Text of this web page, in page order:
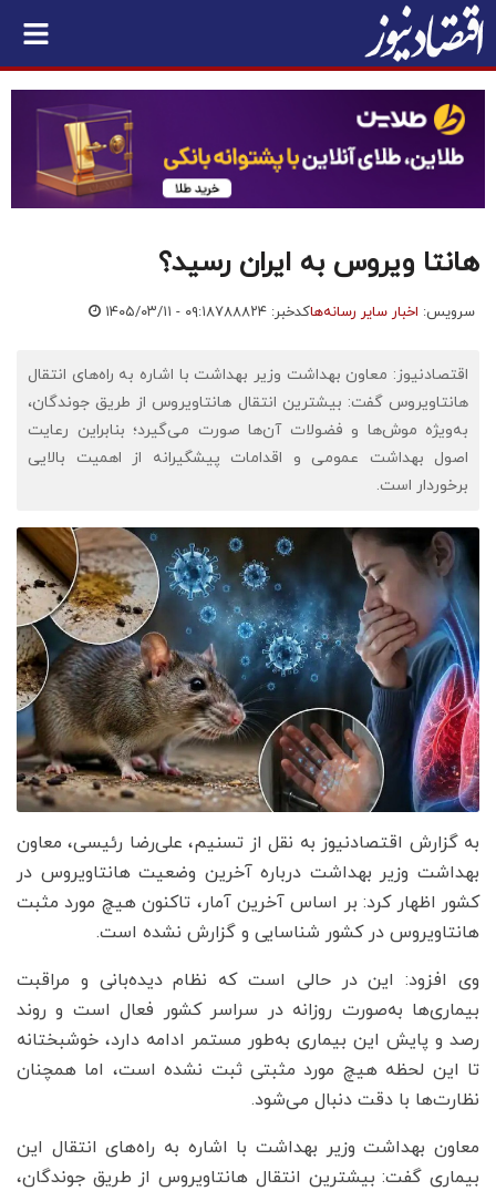
هانتا ویروس به ایران رسید؟
سرویس: اخبار سایر رسانه‌هاکدخبر: ۷۸۸۸۲۴ ۱۴۰۵/۰۳/۱۱ - ۰۹:۱۸
اقتصادنیوز: معاون بهداشت وزیر بهداشت با اشاره به راه‌های انتقال
هانتاویروس گفت: بیشترین انتقال هانتاویروس از طریق جوندگان،
به‌ویژه موش‌ها و فضولات آن‌ها صورت می‌گیرد؛ بنابراین رعایت
اصول بهداشت عمومی و اقدامات پیشگیرانه از اهمیت بالایی
برخوردار است.
به گزارش اقتصادنیوز به نقل از تسنیم، علی‌رضا رئیسی، معاون
بهداشت وزیر بهداشت درباره آخرین وضعیت هانتاویروس در
کشور اظهار کرد: بر اساس آخرین آمار، تاکنون هیچ مورد مثبت
هانتاویروس در کشور شناسایی و گزارش نشده است.
وی افزود: این در حالی است که نظام دیده‌بانی و مراقبت
بیماری‌ها به‌صورت روزانه در سراسر کشور فعال است و روند
رصد و پایش این بیماری به‌طور مستمر ادامه دارد، خوشبختانه
تا این لحظه هیچ مورد مثبتی ثبت نشده است، اما همچنان
نظارت‌ها با دقت دنبال می‌شود.
معاون بهداشت وزیر بهداشت با اشاره به راه‌های انتقال این
بیماری گفت: بیشترین انتقال هانتاویروس از طریق جوندگان،